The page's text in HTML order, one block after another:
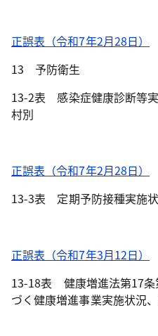
正誤表（令和7年2月28日）
13 予防衛生
13-2表 感染症健康診断等
村別
正誤表（令和7年2月28日）
13-3表 定期予防接種実施
正誤表（令和7年3月12日）
13-18表 健康増進法第17条
づく健康増進事業実施状況